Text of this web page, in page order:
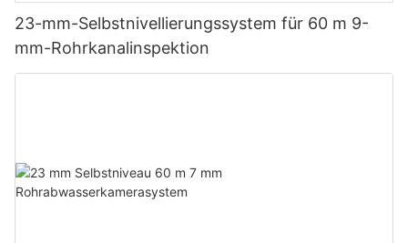
23-mm-Selbstnivellierungssystem für 60 m 9-
mm-Rohrkanalinspektion